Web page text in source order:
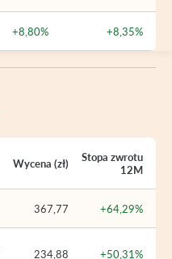
+8,80% +8,35%
Wycena (zł)
Stopa zwrotu
12M
367,77 +64,29%
234,88 +50,31%